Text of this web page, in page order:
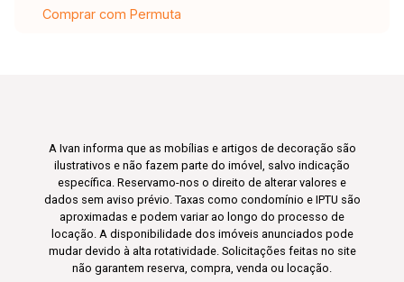
Comprar com Permuta
A Ivan informa que as mobílias e artigos de decoração são
ilustrativos e não fazem parte do imóvel, salvo indicação
específica. Reservamo-nos o direito de alterar valores e
dados sem aviso prévio. Taxas como condomínio e IPTU são
aproximadas e podem variar ao longo do processo de
locação. A disponibilidade dos imóveis anunciados pode
mudar devido à alta rotatividade. Solicitações feitas no site
não garantem reserva, compra, venda ou locação.